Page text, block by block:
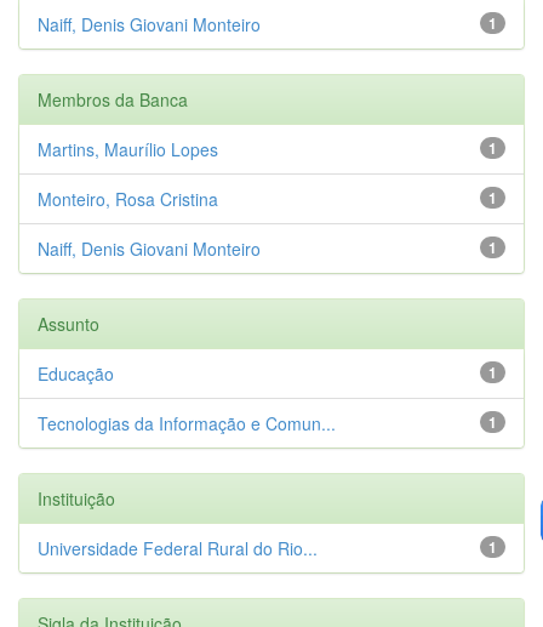
1
Naiff, Denis Giovani Monteiro
Membros da Banca
1
Martins, Maurílio Lopes
1
Monteiro, Rosa Cristina
1
Naiff, Denis Giovani Monteiro
Assunto
1
Educação
1
Tecnologias da Informação e Comun...
Instituição
1
Universidade Federal Rural do Rio...